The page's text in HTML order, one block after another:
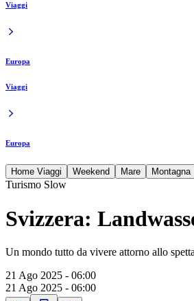
Viaggi
Europa
Viaggi
Europa
Home Viaggi Weekend Mare Montagna
Turismo Slow
Svizzera:
Un mondo tutto da vivere attorno allo
21 Ago 2025 - 06:00
21 Ago 2025 - 06:00